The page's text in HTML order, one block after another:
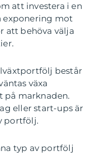
att investera i en
exponering mot
att behöva välja
består
växa
på marknaden.
eller start-ups är
portfölj.
typ av portfölj